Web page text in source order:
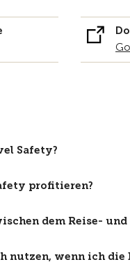
Safety?
profitieren?
dem Reise-
nutzen, wenn ich